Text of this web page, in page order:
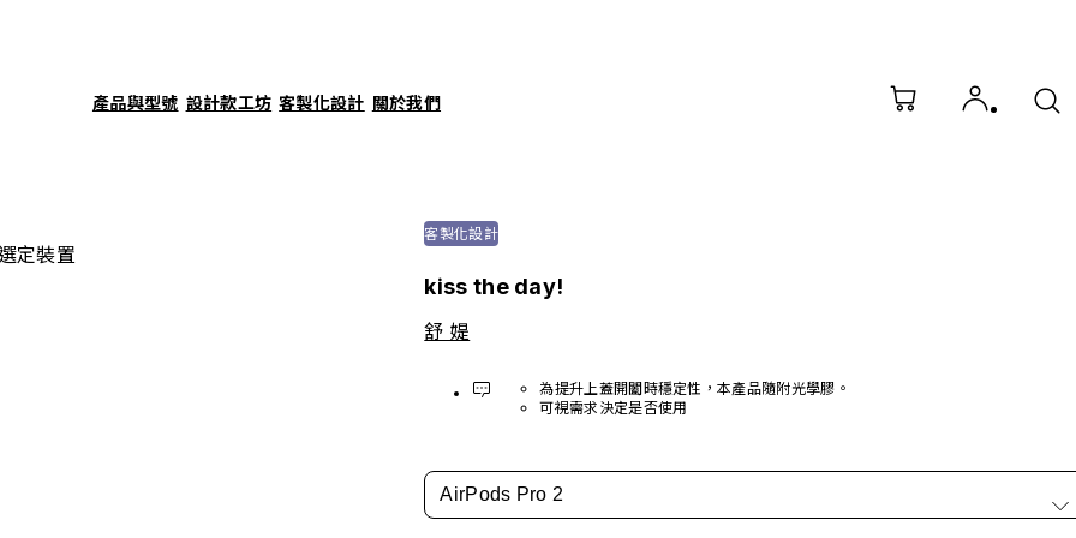
產品與型號 設計款工坊 客製化設計 關於我們
定裝置
客製化設計
kiss the day!
舒 媞
為提升上蓋開闔時穩定性，本產品隨附光學膠。
可視需求決定是否使用
AirPods Pro 2